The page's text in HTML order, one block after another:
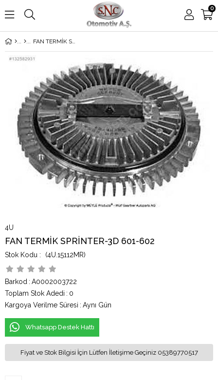
0
FAN TERMİK SPRİNTER-3D 601-602
4U
FAN TERMİK SPRİNTER-3D 601-602
(4U.15112MR)
Barkod : A0002003722
Toplam Stok Adedi : 0
Kargoya Verilme Süresi : Aynı Gün
Whatsapp Destek Hattı
Fiyat ve Stok Bilgisi İçin Lütfen İletişime Geçiniz 05389770517